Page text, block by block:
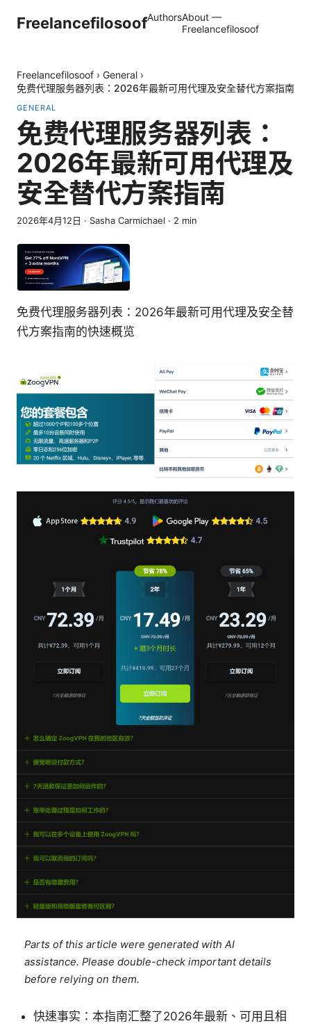
FreelancefilosoofAuthorsAbout —
Freelancefilosoof
Freelancefilosoof › General ›
免费代理服务器列表：2026年最新可用代理及安全替代方案指南
GENERAL
免费代理服务器列表：
2026年最新可用代理及
安全替代方案指南
2026年4月12日 · Sasha Carmichael · 2 min
免费代理服务器列表：2026年最新可用代理及安全替
代方案指南的快速概览
Parts of this article were generated with AI
assistance. Please double-check important details
before relying on them.
快速事实：本指南汇整了2026年最新、可用且相